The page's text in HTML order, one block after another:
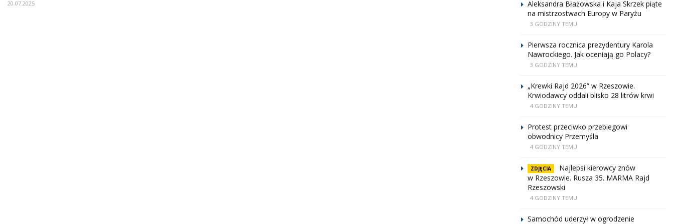
20.07.2025
Aleksandra Błażowska i Kaja Skrzek piąte
na mistrzostwach Europy w Paryżu
3 GODZINY TEMU
Pierwsza rocznica prezydentury Karola
Nawrockiego. Jak oceniają go Polacy?
3 GODZINY TEMU
„Krewki Rajd 2026” w Rzeszowie.
Krwiodawcy oddali blisko 28 litrów krwi
4 GODZINY TEMU
Protest przeciwko przebiegowi
obwodnicy Przemyśla
4 GODZINY TEMU
ZDJĘCIA
Najlepsi kierowcy znów
w Rzeszowie. Rusza 35. MARMA Rajd
Rzeszowski
4 GODZINY TEMU
Samochód uderzył w ogrodzenie